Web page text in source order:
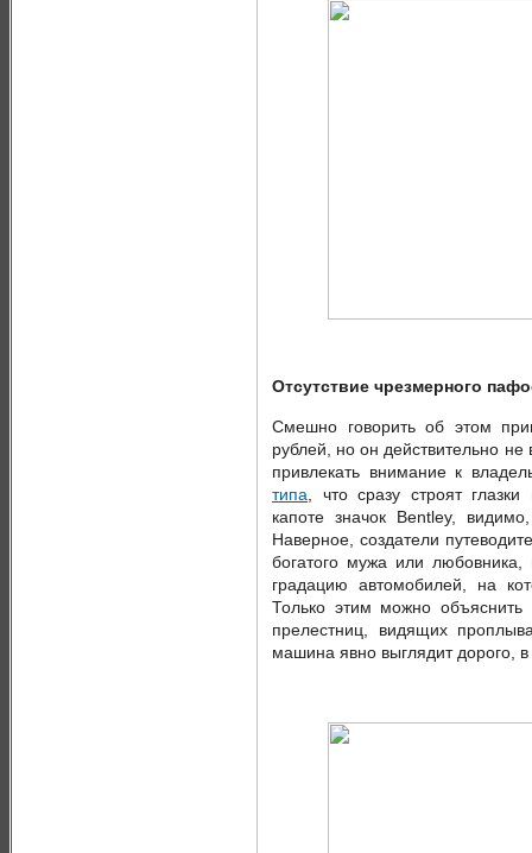
Отсутствие чрезмерного
Смешно говорить об этом
рублей, но он действительно
привлекать внимание к
типа , что сразу строят
капоте значок Bentley,
Наверное, создатели
богатого мужа или
градацию автомобилей, на
Только этим можно объяснить
прелестниц, видящих
машина явно выглядит дорого,